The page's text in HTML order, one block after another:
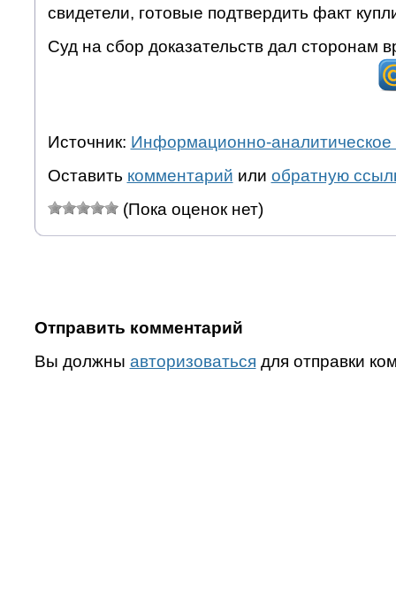
свидетели, готовые подтвердить факт
Суд на сбор доказательств дал сторонам
Источник: Информационно-аналитическое
Оставить комментарий или обратную
(Пока оценок нет)
Отправить комментарий
Вы должны авторизоваться для отправки